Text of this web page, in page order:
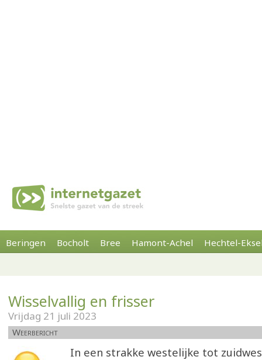
Beringen Bocholt Bree Hamont-Achel Hechtel-
Wisselvallig en frisser
Vrijdag 21 juli 2023
Weerbericht
In een strakke westelijke tot